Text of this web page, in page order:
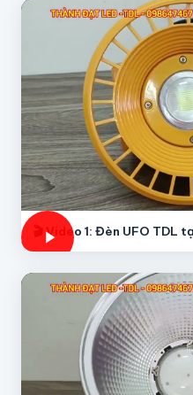
🎬 Video 1: Đèn UFO TDL